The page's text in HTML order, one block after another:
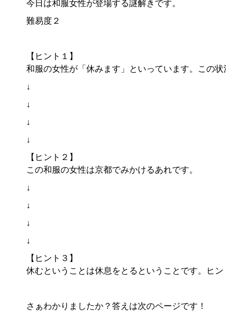
今日は和服女性が登場する謎解きです。
難易度２
【ヒント１】
和服の女性が「休みます」といっています。この
↓
↓
↓
↓
【ヒント２】
この和服の女性は京都でみかけるあれです。
↓
↓
↓
↓
【ヒント３】
休むということは休息をとるということです。ヒ
さぁわかりましたか？答えは次のページです！